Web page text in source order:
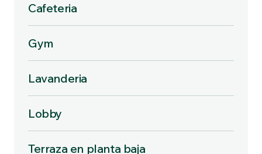
Cafeteria
Gym
Lavanderia
Lobby
Terraza en planta baja